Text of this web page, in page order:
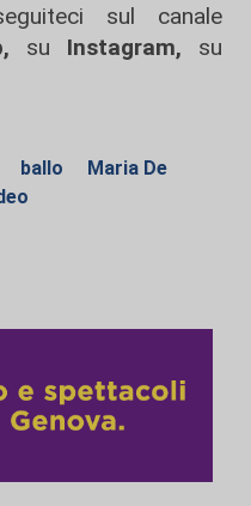
sul canale
su Instagram, su
ballo
Maria De